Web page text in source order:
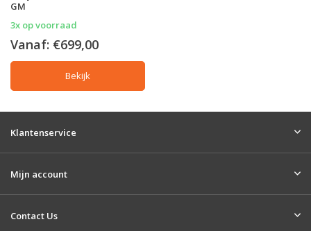
GM
3x op voorraad
Vanaf: €699,00
Bekijk
Klantenservice
Mijn account
Contact Us